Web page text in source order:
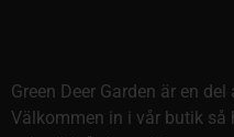
Green Deer Garden är en del
Välkommen in i vår butik